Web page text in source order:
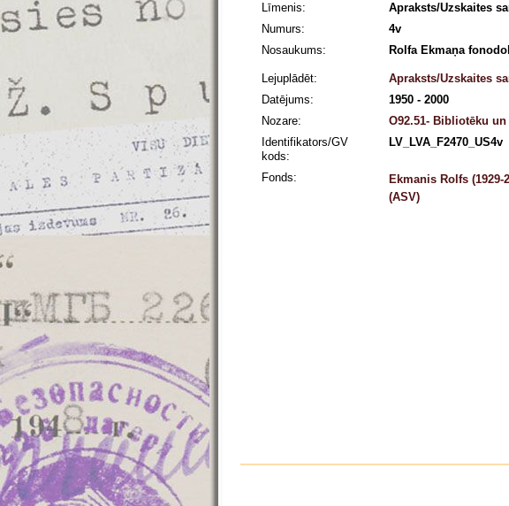
Līmenis:
Apraksts/Uzskaites
Numurs:
4v
Nosaukums:
Rolfa Ekmaņa
Lejuplādēt:
Apraksts/Uzskaites
Datējums:
1950 - 2000
Nozare:
O92.51- Bibliotēku
Identifikators/GV
kods:
LV_LVA_F2470_US4v
Fonds:
Ekmanis Rolfs (1929-
(ASV)